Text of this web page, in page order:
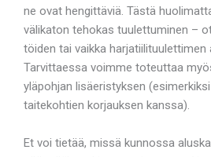
ne ovat hengittäviä. Tästä
välikaton tehokas tuulettuminen –
töiden tai vaikka
Tarvittaessa voimme toteuttaa
yläpohjan lisäeristyksen
taitekohtien korjauksen kanssa).
Et voi tietää, missä kunnossa